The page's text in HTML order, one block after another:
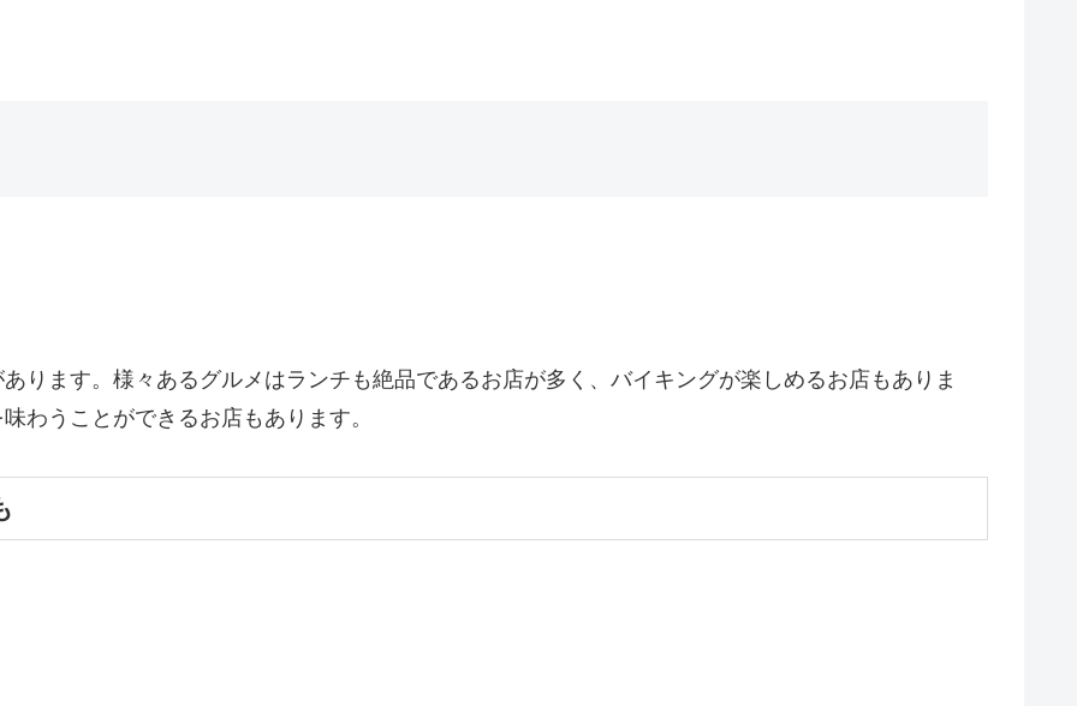
ります。様々あるグルメはランチも絶品であるお店が多く、バイキングが楽しめるお店もありま
わうことができるお店もあります。